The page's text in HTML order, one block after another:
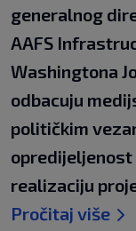
generalnog
AAFS
Washingtona
odbacuju
političkim
opredijeljenost
realizaciju
Pročitaj više